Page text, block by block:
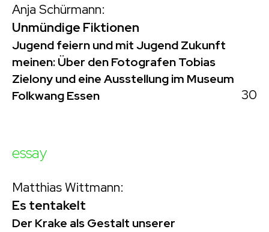
Anja Schürmann:
Unmündige Fiktionen
Jugend feiern und mit Jugend Zukunft
meinen: Über den Fotografen Tobias
Zielony und eine Ausstellung im Museum
Folkwang Essen
30
essay
Matthias Wittmann:
Es tentakelt
Der Krake als Gestalt unserer